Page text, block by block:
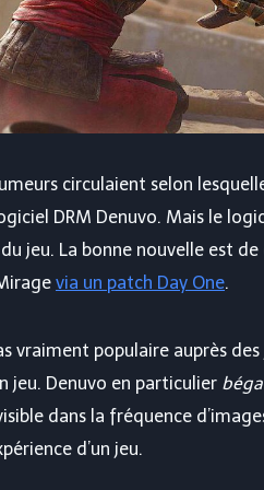
circulaient selon
DRM Denuvo. Mais le
jeu. La bonne nouvelle est
via un patch Day One.
vraiment populaire auprès
jeu. Denuvo en particulier
dans la fréquence
d’un jeu.